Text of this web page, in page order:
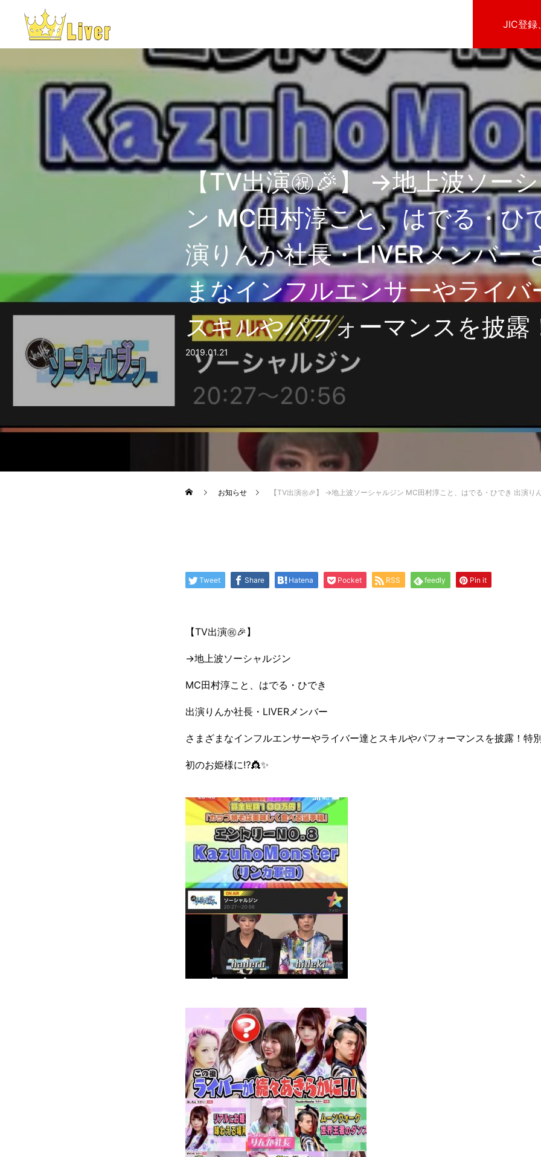
JIC登録
【TV出演㊗️🎉】 →地上波ソー
ン MC田村淳こと、はでる・ひ
演りんか社長・LIVERメンバー
まなインフルエンサーやライバ
スキルやパフォーマンスを披露
2019.01.21
お知らせ 【TV出演㊗️🎉】 →地上波ソーシャルジン MC田村淳こと、はでる・ひでき 出演りんか社長・LIVERメンバー さまざまなインフルエンサーやライ
Tweet Share Hatena Pocket RSS feedly Pin it
【TV出演㊗️🎉】
→地上波ソーシャルジン
MC田村淳こと、はでる・ひでき
出演りんか社長・LIVERメンバー
さまざまなインフルエンサーやライバー達とスキルやパフォーマンスを披露！特
初のお姫様に⁉️👸✨